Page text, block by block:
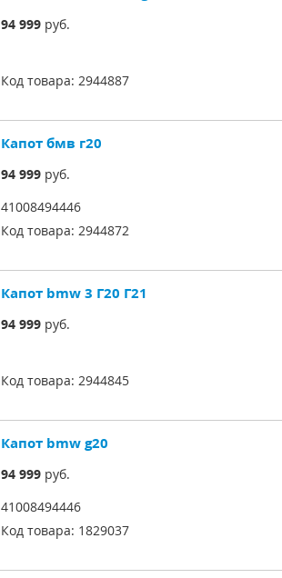
94 999руб.
Код товара: 2944887
Капот бмв г20
94 999руб.
41008494446
Код товара: 2944872
Капот bmw 3 Г20 Г21
94 999руб.
Код товара: 2944845
Капот bmw g20
94 999руб.
41008494446
Код товара: 1829037